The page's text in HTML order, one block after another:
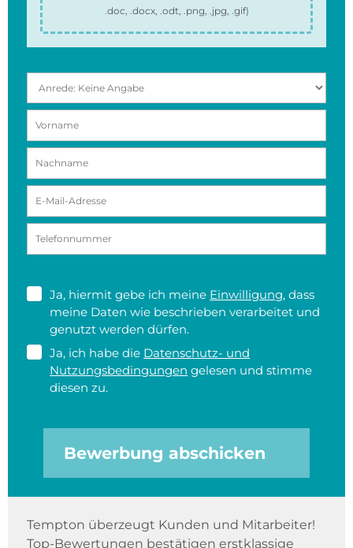
.doc, .docx, .odt, .png, .jpg, .gif)
Ja, hiermit gebe ich meine Einwilligung, dass
meine Daten wie beschrieben verarbeitet und
genutzt werden dürfen.
Ja, ich habe die Datenschutz- und
Nutzungsbedingungen gelesen und stimme
diesen zu.
Bewerbung abschicken
Tempton überzeugt Kunden und Mitarbeiter!
Top-Bewertungen bestätigen erstklassige